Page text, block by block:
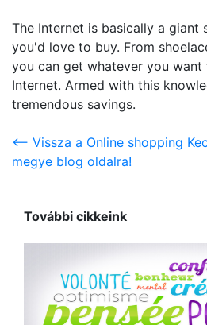
The Internet is basically a
you'd love to buy. From
you can get whatever you want
Internet. Armed with this
tremendous savings.
<-- Vissza a Online shopping
megye blog oldalra!
További cikkeink